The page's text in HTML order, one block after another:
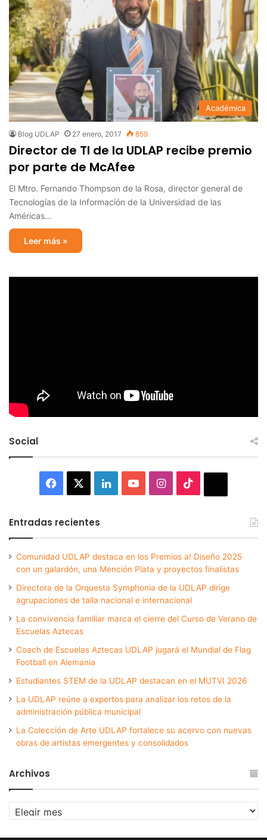
Académica
Blog UDLAP 27 enero, 2017 859
Director de TI de la UDLAP recibe premio
por parte de McAfee
El Mtro. Fernando Thompson de la Rosa, director general de
Tecnologías de la Información de la Universidad de las
Américas…
Leer más »
Social
Facebook LinkedInYouTubeInstagram
Entradas recientes
Comunidad UDLAP destaca en los Premios a! Diseño 2025
con un galardón, una Mención Plata y proyectos finalistas
Directora de la Orquesta Symphonia de la UDLAP dirige
agrupaciones de talla nacional e internacional
La convivencia familiar marca el cierre del Curso de Verano de
Escuelas Aztecas
Coach de Escuelas Aztecas UDLAP jugará el Mundial de Flag
Football en Alemania
Estudiantes STEM de la UDLAP destacan en el MUTVI 2026
La UDLAP reúne a expertos para analizar los retos de la
administración pública municipal
La Colección de Arte UDLAP fortalece su acervo con nuevas
obras de artistas emergentes y consolidados
Archivos
Archivos